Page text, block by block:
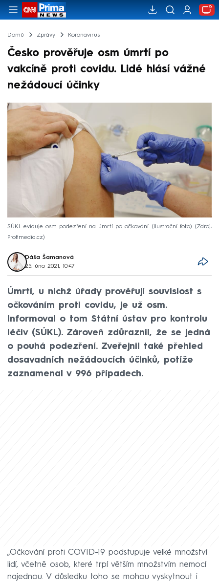
Domů Zprávy Koronavirus
Česko prověřuje osm úmrtí po
vakcíně proti covidu. Lidé hlásí vážné
nežádoucí účinky
SÚKL eviduje osm podezření na úmrtí po očkování. (Ilustrační foto)
Zdroj:
Profimedia.cz
Dáša Šamanová
25. úno 2021, 10:47
Úmrtí, u nichž úřady prověřují souvislost s
očkováním proti covidu, je už osm.
Informoval o tom Státní ústav pro kontrolu
léčiv (SÚKL). Zároveň zdůraznil, že se jedná
o pouhá podezření. Zveřejnil také přehled
dosavadních nežádoucích účinků, potíže
zaznamenal v 996 případech.
„Očkování proti COVID-19 podstupuje velké množství
lidí, včetně osob, které trpí větším množstvím nemocí
najednou. V důsledku toho se mohou vyskytnout i